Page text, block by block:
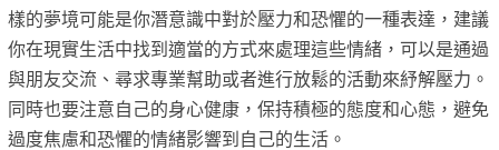
樣的夢境可能是你潛意識中對於壓力和恐懼的一種表達，建議
你在現實生活中找到適當的方式來處理這些情緒，可以是通過
與朋友交流、尋求專業幫助或者進行放鬆的活動來紓解壓力。
同時也要注意自己的身心健康，保持積極的態度和心態，避免
過度焦慮和恐懼的情緒影響到自己的生活。